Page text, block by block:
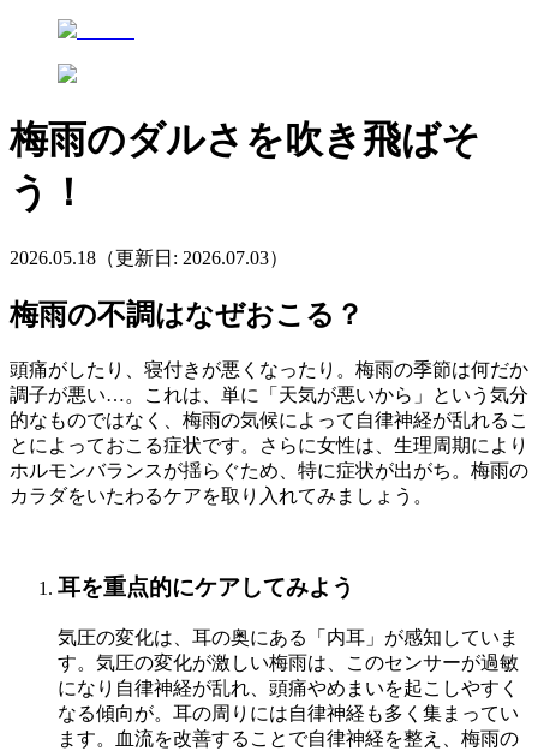
梅雨のダルさを吹き飛ばそ
う！
2026.05.18 （更新日: 2026.07.03）
梅雨の不調はなぜおこる？
頭痛がしたり、寝付きが悪くなったり。梅雨の季節は何だか
調子が悪い…。これは、単に「天気が悪いから」という気分
的なものではなく、梅雨の気候によって自律神経が乱れるこ
とによっておこる症状です。さらに女性は、生理周期により
ホルモンバランスが揺らぐため、特に症状が出がち。梅雨の
カラダをいたわるケアを取り入れてみましょう。
耳を重点的にケアしてみよう
気圧の変化は、耳の奥にある「内耳」が感知していま
す。気圧の変化が激しい梅雨は、このセンサーが過敏
になり自律神経が乱れ、頭痛やめまいを起こしやすく
なる傾向が。耳の周りには自律神経も多く集まってい
ます。血流を改善することで自律神経を整え、梅雨の